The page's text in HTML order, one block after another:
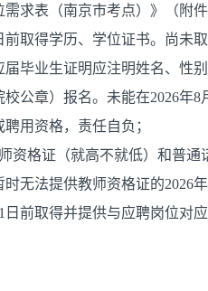
求表（南京市考点）》（附
前取得学历、学位证书。尚未
毕业生证明应注明姓名、性
公章）报名。未能在2026年8
用资格，责任自负；
资格证（就高不就低）和普
无法提供教师资格证的2026
日前取得并提供与应聘岗位对